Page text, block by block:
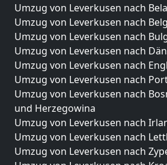
Umzug von Leverkusen nach
Umzug von Leverkusen nach
Umzug von Leverkusen nach
Umzug von Leverkusen nach
Umzug von Leverkusen nach
Umzug von Leverkusen nach
Umzug von Leverkusen nach
und Herzegowina
Umzug von Leverkusen nach
Umzug von Leverkusen nach
Umzug von Leverkusen nach